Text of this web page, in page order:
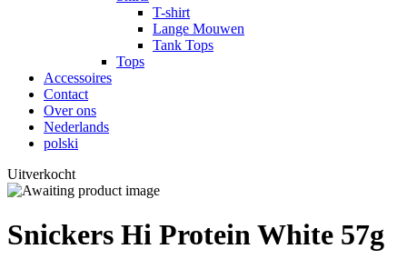
T-shirt
Lange Mouwen
Tank Tops
Tops
Accessoires
Contact
Over ons
Nederlands
polski
Uitverkocht
Snickers Hi Protein White 57g